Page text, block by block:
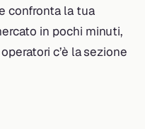
confronta la tua
in pochi minuti,
c’è la sezione